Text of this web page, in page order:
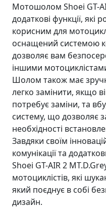
Мотошолом Shoei GT-
додаткові функції,
корисним для
оснащений системою
дозволяє вам
іншими
Шолом також має
легко замінити, якщо
потребує заміни, та
систему, що дозволяє
необхідності
Завдяки своїм
комунікації та
Shoei GT-AIR 2
мотоциклістів, які
який поєднує в собі
дизайн.